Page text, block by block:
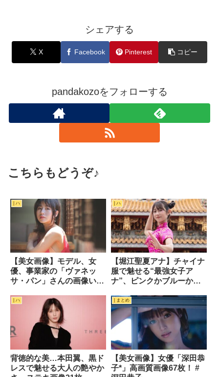
シェアする
X Facebook Pinterest コピー
pandakozoをフォローする
こちらもどうぞ♪
| ハ
【美女画像】モデル、女
優、事業家の「ヴァネッ
サ・パン」さんの画像いろ
ン #vanessa pan
| ハ
【堀江聖夏アナ】チャイナ
服で魅せる“最強女子ア
ナ”、ピンクかブルーか選
| ハ
背徳的な美…本田翼、黒ド
レスで魅せる大人の艶やか
| まとめ
【美女画像】女優「深田恭
子*」高画質画像67枚！ #